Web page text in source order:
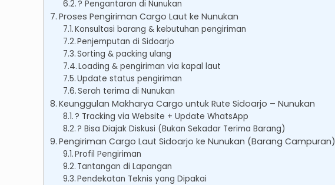
? Pengantaran di Nunukan
Proses Pengiriman Cargo Laut ke Nunukan
Konsultasi barang & kebutuhan pengiriman
Penjemputan di Sidoarjo
Sorting & packing ulang
Loading & pengiriman via kapal laut
Update status pengiriman
Serah terima di Nunukan
Keunggulan Makharya Cargo untuk Rute Sidoarjo – Nunukan
? Tracking via Website + Update WhatsApp
? Bisa Diajak Diskusi (Bukan Sekadar Terima Barang)
Pengiriman Cargo Laut Sidoarjo ke Nunukan (Barang Campuran)
Profil Pengiriman
Tantangan di Lapangan
Pendekatan Teknis yang Dipakai